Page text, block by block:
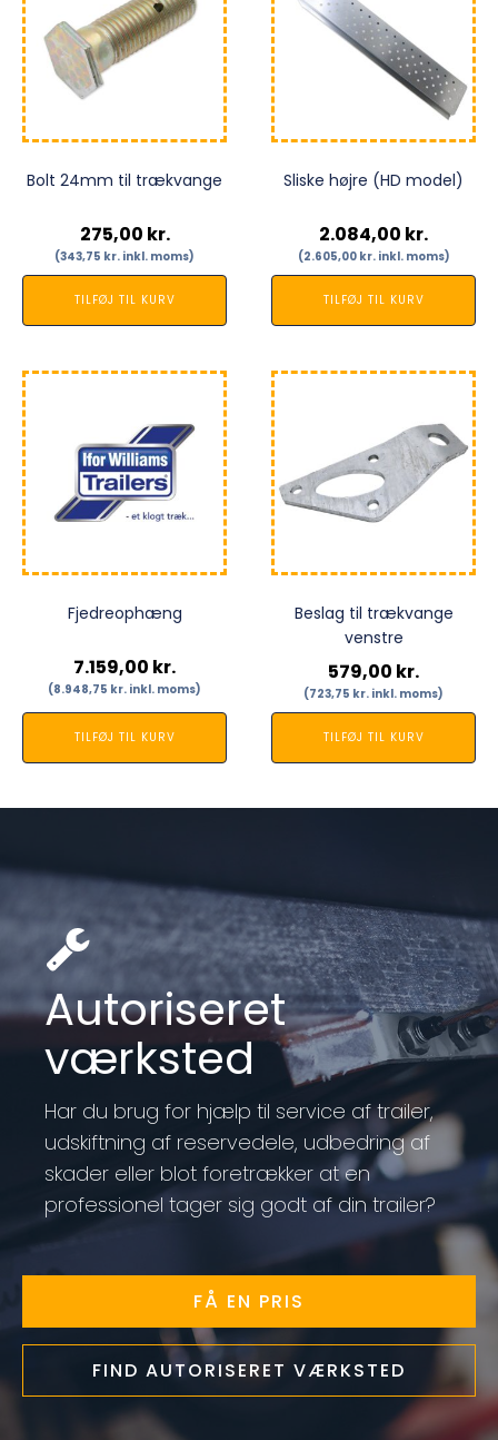
Bolt 24mm til trækvange
275,00 kr.
(343,75 kr. inkl. moms)
TILFØJ TIL KURV
Sliske højre (HD model)
2.084,00 kr.
(2.605,00 kr.inkl. moms)
TILFØJ TIL KURV
Fjedreophæng
7.159,00 kr.
(8.948,75 kr. inkl. moms)
TILFØJ TIL KURV
Beslag til trækvange
venstre
579,00 kr.
(723,75 kr. inkl. moms)
TILFØJ TIL KURV
Autoriseret
værksted
Har du brug for hjælp til service af trailer,
udskiftning af reservedele, udbedring af
skader eller blot foretrækker at en
professionel tager sig godt af din trailer?
FÅ EN PRIS
FIND AUTORISERET VÆRKSTED